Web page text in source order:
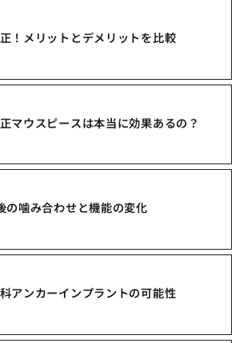
！メリットとデメリットを比較
マウスピースは本当に効果あるの？
の噛み合わせと機能の変化
アンカーインプラントの可能性